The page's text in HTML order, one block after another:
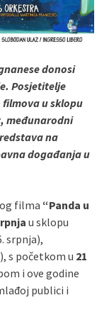
donosi
Posjetitelje
u sklopu
međunarodni
na
događanja u
filma “Panda u
u sklopu
srpnja),
s početkom u 21
i ove godine
publici i